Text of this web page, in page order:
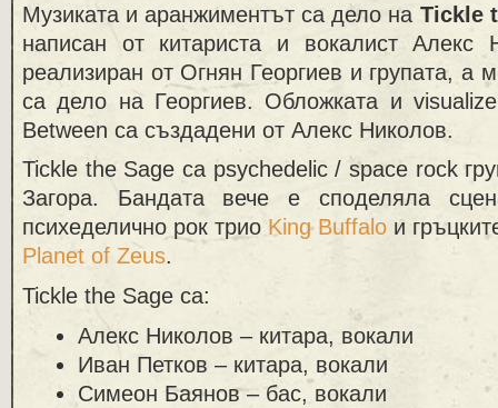
Музиката и аранжиментът са дело на Tickle
написан от китариста и вокалист Алекс
реализиран от Огнян Георгиев и групата, а
са дело на Георгиев. Обложката и
Between са създадени от Алекс Николов.
Tickle the Sage са psychedelic / space rock
Загора. Бандата вече е споделяла
психеделично рок трио King Buffalo и
Planet of Zeus.
Tickle the Sage са:
Алекс Николов – китара, вокали
Иван Петков – китара, вокали
Симеон Баянов – бас, вокали